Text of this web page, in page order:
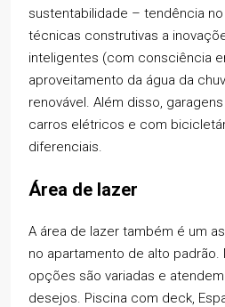
sustentabilidade – tendência
técnicas construtivas a
inteligentes (com consciência
aproveitamento da água da
renovável. Além disso,
carros elétricos e com
diferenciais.
Área de lazer
A área de lazer também é um
no apartamento de alto padrão.
opções são variadas e
desejos. Piscina com deck,